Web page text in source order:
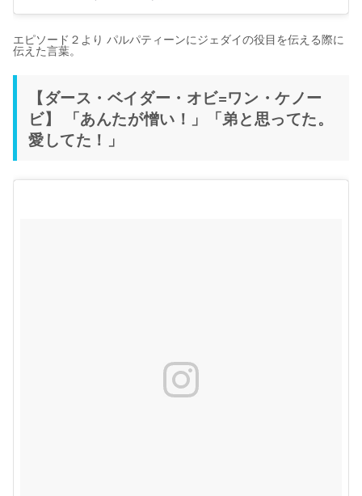
エピソード２より パルパティーンにジェダイの役目を伝える際に
伝えた言葉。
【ダース・ベイダー・オビ=ワン・ケノー
ビ】 「あんたが憎い！」「弟と思ってた。
愛してた！」